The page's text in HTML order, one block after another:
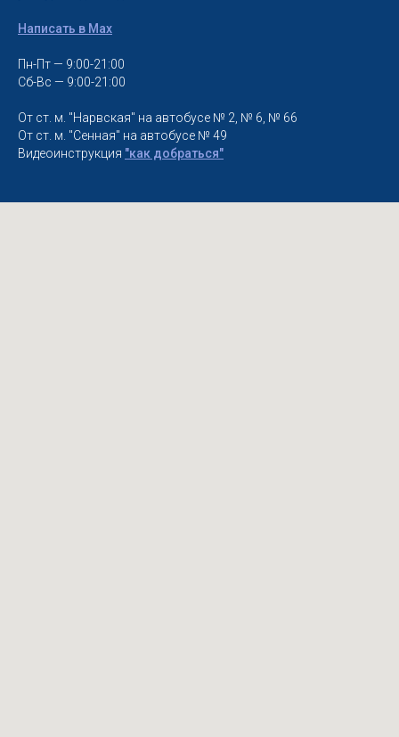
Написать в Max
Пн-Пт — 9:00-21:00
Сб-Вс — 9:00-21:00
От ст. м. "Нарвская" на автобусе № 2, № 6, № 66
От ст. м. "Сенная" на автобусе № 49
Видеоинструкция "как добраться"